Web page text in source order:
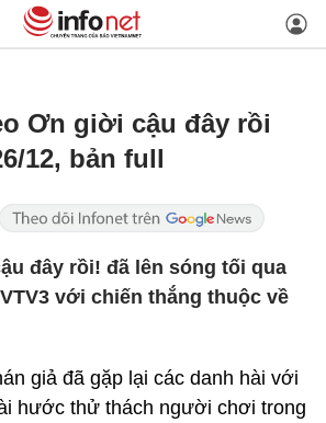
Ơn giời cậu đây rồi
12, bản full
đây rồi! đã lên sóng tối qua
với chiến thắng thuộc về
giả đã gặp lại các danh hài với
hước thử thách người chơi trong